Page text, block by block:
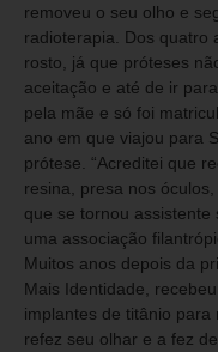
removeu o seu olho e
radioterapia. Dos quatro
rosto, já que próteses
aceitação e até de ir
pela mãe e só foi
ano em que viajou para
prótese. “Acreditei que
resina, presa nos
que se tornou
uma associação
Muitos anos depois da
Mais Identidade,
implantes de titânio
refez seu olhar e a fez